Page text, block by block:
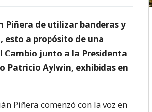
Piñera de utilizar banderas y
esto a propósito de una
junto a la Presidenta
Patricio Aylwin, exhibidas en
Piñera comenzó con la voz en